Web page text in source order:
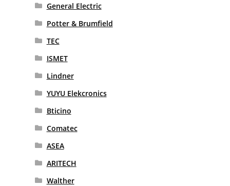
General Electric
Potter & Brumfield
TEC
ISMET
Lindner
YUYU Elekcronics
Bticino
Comatec
ASEA
ARITECH
Walther